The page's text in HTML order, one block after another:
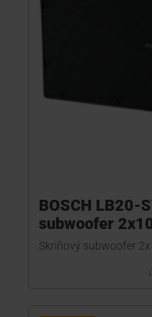
BOSCH LB20-
subwoofer
Skriňový subwoofer